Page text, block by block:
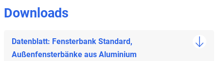
Downloads
Datenblatt: Fensterbank Standard,
Außenfensterbänke aus Aluminium